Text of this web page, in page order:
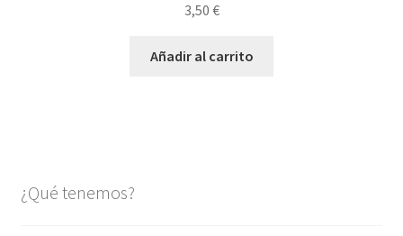
3,50 €
Añadir al carrito
¿Qué tenemos?